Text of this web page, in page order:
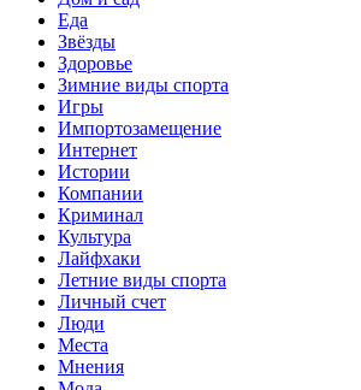
Еда
Звёзды
Здоровье
Зимние виды спорта
Игры
Импортозамещение
Интернет
Истории
Компании
Криминал
Культура
Лайфхаки
Летние виды спорта
Личный счет
Люди
Места
Мнения